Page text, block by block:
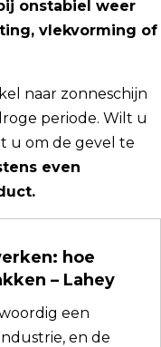
onstabiel weer
vlekvorming of
naar zonneschijn
periode. Wilt u
u om de gevel te
even
hoe
– Lahey
een
en de